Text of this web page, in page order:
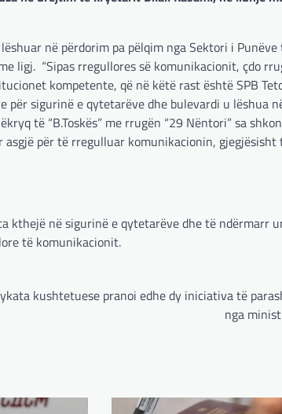
në përdorim pa pëlqim nga Sektori i Punëve
ligj. “Sipas rregullores së komunikacionit, çdo
kompetente, që në këtë rast është SPB
për sigurinë e qytetarëve dhe bulevardi u lëshua
të “B.Toskës” me rrugën “29 Nëntori” sa
për të rregulluar komunikacionin, gjegjësisht
kthejë në sigurinë e qytetarëve dhe të ndërmarr
të komunikacionit.
kushtetuese pranoi edhe dy iniciativa të
nga